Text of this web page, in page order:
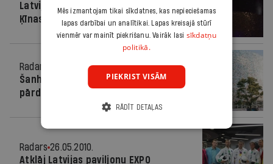
Latvijas paviljons “Expo 2010” pārdots
Ķīnas uzņēmumam
Radars
25.10.2010.
Šanhajā uzstādīto vēja tuneli cer
pārdot par vismaz 700 000 latu
Radars 26.05.2010.
Atklāj Latvijas paviljonu EXPO
Mēs izmantojam tikai sīkdatnes, kas nepieciešamas
lapas darbībai un analītikai. Lapas kreisajā stūrī
vienmēr var mainīt piekrišanu. Vairāk lasi sīkdatņu
politikā.
PIEKRIST VISĀM
RĀDĪT DETAĻAS